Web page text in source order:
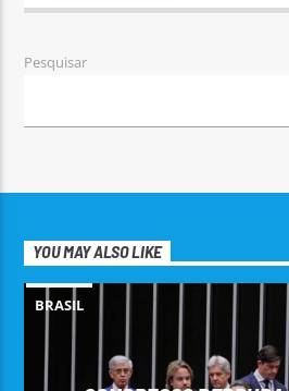
Pesquisar
YOU MAY ALSO LIKE
BRASIL